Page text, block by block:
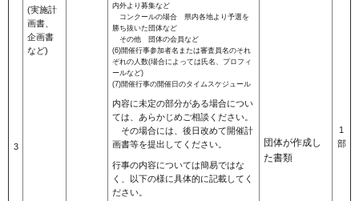
3
(実施計
画書、
企画書
など)
内外より募集など
コンクールの場合 県内各地より予選を
勝ち抜いた団体など
その他 団体の会員など
(6)開催行事参加者名または審査員名のそれ
ぞれの人数(場合によっては氏名、プロフィ
ールなど)
(7)開催行事の開催日のタイムスケジュール
内容に未定の部分がある場合につい
ては、あらかじめご相談ください。
その場合には、後日改めて開催計
画書等を提出してください。
行事の内容については簡易ではな
く、以下の様に具体的に記載してく
ださい。
団体が作成し
た書類
1
部